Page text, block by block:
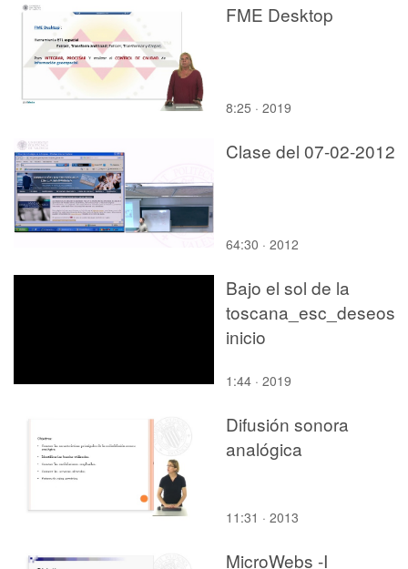
FME Desktop
8:25 · 2019
Clase del 07-02-2012
64:30 · 2012
Bajo el sol de la
toscana_esc_deseos
inicio
1:44 · 2019
Difusión sonora
analógica
11:31 · 2013
MicroWebs -I